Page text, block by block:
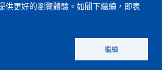
供更好的瀏覽體驗。如閣下繼續，即表
繼續